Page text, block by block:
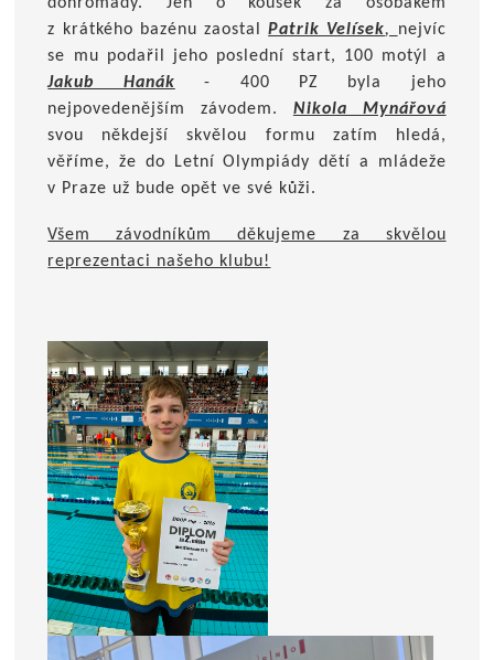
z krátkého bazénu zaostalPatrik Velísek, nejvíc
se mu podařil jeho poslední start, 100 motýl a
Jakub Hanák
- 400 PZ byla jeho
nejpovedenějším závodem. Nikola Mynářová
svou někdejší skvělou formu zatím hledá,
věříme, že do Letní Olympiády dětí a mládeže
v Praze už bude opět ve své kůži.
Všem závodníkům děkujeme za skvělou
reprezentaci našeho klubu!